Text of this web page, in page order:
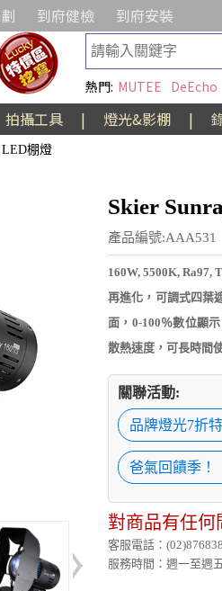
到府健檢 到府安裝
熱門: MUTEE DeEcho
拍攝工具 | 燈光&影棚 |
LED棚燈
Skier
產品編號:AAA531
160W, 5500K, Ra97,
再進化，可調式四葉
面，0-100％數位顯
散熱速度，可長時間
關聯活動:
品牌燈光7折
爸氣回饋季！
對商品有任何
客服電話：
服務時間：週一至週